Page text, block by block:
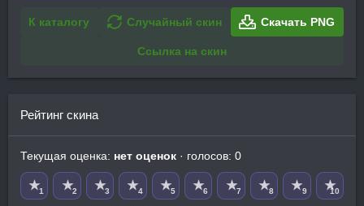
К каталогу Случайный скин Скачать PNG
Ссылка на скин
Рейтинг скина
Текущая оценка: нет оценок · голосов: 0
★1 ★2 ★3 ★4 ★5 ★6 ★7 ★8 ★9 ★10